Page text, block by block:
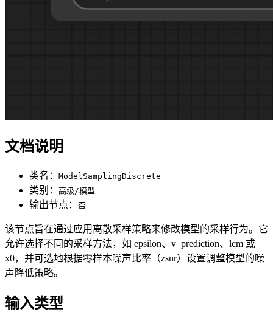
文档说明
类名： ModelSamplingDiscrete
类别： 高级/模型
输出节点： 否
该节点旨在通过应用离散采样策略来修改模型的采样行为。它
允许选择不同的采样方法，如 epsilon、v_prediction、lcm 或
x0，并可选地根据零样本噪声比率（zsnr）设置调整模型的噪
声降低策略。
输入类型